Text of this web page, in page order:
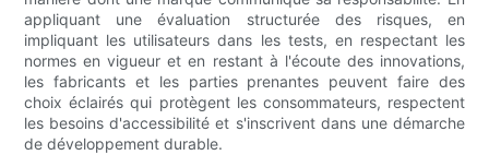
appliquant une évaluation structurée des risques, en
impliquant les utilisateurs dans les tests, en respectant les
normes en vigueur et en restant à l'écoute des innovations,
les fabricants et les parties prenantes peuvent faire des
choix éclairés qui protègent les consommateurs, respectent
les besoins d'accessibilité et s'inscrivent dans une démarche
de développement durable.